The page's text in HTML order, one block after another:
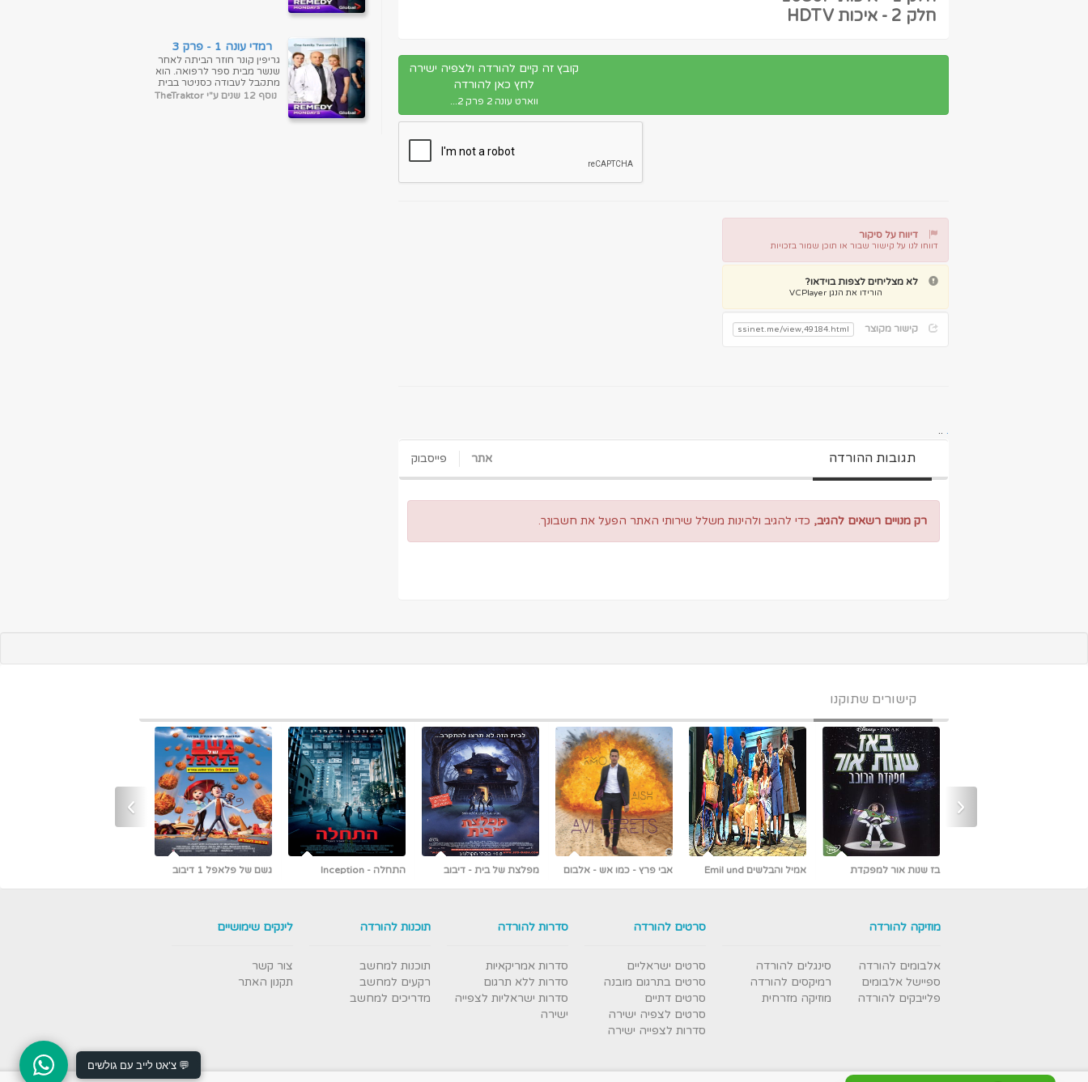
חלק 2 - איכות HDTV
קובץ זה קיים להורדה ולצפיה ישירה
לחץ כאן להורדה
ווארט עונה 2 פרק 2...
דיווח על סיקור
דווחו לנו על קישור שבור או תוכן שמור בזכויות
דיווח על קישור שבור
דיווח על תוכן מפר זכויות
לא מצליחים לצפות בוידאו?
הורידו את הנגן VCPlayer
קישור מקוצר
.
תגובות ההורדה אתר פייסבוק
רק מנויים רשאים להגיב, כדי להגיב ולהינות משלל שירותי האתר הפעל את חשבונך.
..
רמדי עונה 1 - פרק 3
גריפין קונר חוזר הביתה לאחר
שנשר מבית ספר לרפואה. הוא
מתקבל לעבודה כסניטר בבית
החולים שבו אביו, מנהל בית
נוסף 12 שנים ע"י TheTraktor
קישורים שתוקנו
אמיל והבלשים Emil und
אבי פרץ - כמו אש - אלבום
מפלצת של בית - דיבוב
התחלה - Inception
גשם של פלאפל 1 דיבוב
כמו גדולים (קלאסיקה עם
› ‹
מוזיקה להורדה
אלבומים להורדה
סינגלים להורדה
ספיישל אלבומים
רמיקסים להורדה
פלייבקים להורדה
מוזיקה מזרחית
סרטים להורדה
סרטים ישראליים
סרטים בתרגום מובנה
סרטים דתיים
סרטים לצפיה ישירה
סדרות לצפייה ישירה
סדרות להורדה
סדרות אמריקאיות
סדרות ללא תרגום
סדרות ישראליות לצפייה
ישירה
תוכנות להורדה
תוכנות למחשב
רקעים למחשב
מדריכים למחשב
לינקים שימושיים
צור קשר
תקנון האתר
💬 צ'אט לייב עם גולשים